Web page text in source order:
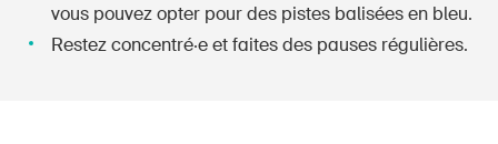
vous pouvez opter pour des pistes balisées en bleu.
Restez concentré·e et faites des pauses régulières.